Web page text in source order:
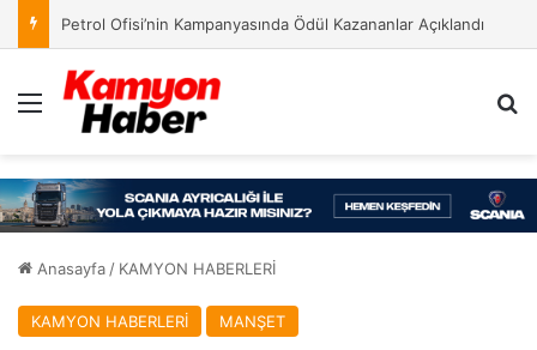
TürkTraktör 2026 Yılı İlk Yarıyıl Finansal Sonuçlarını Açıkladı
Menü
Anasayfa / KAMYON HABERLERİ
KAMYON HABERLERİ MANŞET